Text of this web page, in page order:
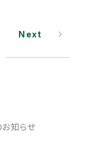
Next
知らせ